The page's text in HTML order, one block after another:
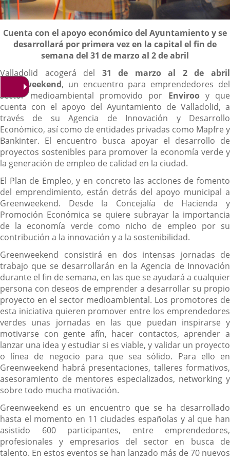
Descripción
Cuenta con el apoyo económico del Ayuntamiento y se
desarrollará por primera vez en la capital el fin de
semana del 31 de marzo al 2 de abril
Valladolid acogerá del 31 de marzo al 2 de abril
Greenweekend, un encuentro para emprendedores del
sector medioambiental promovido por Envirooy que
cuenta con el apoyo del Ayuntamiento de Valladolid, a
través de su Agencia de Innovación y Desarrollo
Económico, así como de entidades privadas como Mapfre y
Bankinter. El encuentro busca apoyar el desarrollo de
proyectos sostenibles para promover la economía verde y
la generación de empleo de calidad en la ciudad.
El Plan de Empleo, y en concreto las acciones de fomento
del emprendimiento, están detrás del apoyo municipal a
Greenweekend. Desde la Concejalía de Hacienda y
Promoción Económica se quiere subrayar la importancia
de la economía verde como nicho de empleo por su
contribución a la innovación y a la sostenibilidad.
Greenweekend consistirá en dos intensas jornadas de
trabajo que se desarrollarán en la Agencia de Innovación
durante el fin de semana, en las que se ayudará a cualquier
persona con deseos de emprender a desarrollar su propio
proyecto en el sector medioambiental. Los promotores de
esta iniciativa quieren promover entre los emprendedores
verdes unas jornadas en las que puedan inspirarse y
motivarse con gente afín, hacer contactos, aprender a
lanzar una idea y estudiar si es viable, y validar un proyecto
o línea de negocio para que sea sólido. Para ello en
Greenweekend habrá presentaciones, talleres formativos,
asesoramiento de mentores especializados, networking y
sobre todo mucha motivación.
Greenweekend es un encuentro que se ha desarrollado
hasta el momento en 11 ciudades españolas y al que han
asistido 600 participantes, entre emprendedores,
profesionales y empresarios del sector en busca de
talento. En estos eventos se han lanzado más de 70 nuevos